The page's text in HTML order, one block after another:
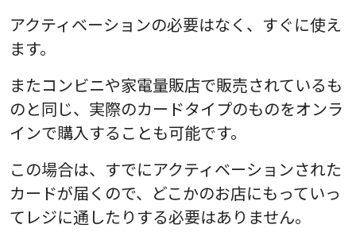
アクティベーションの必要はなく、すぐに使え
ます。
またコンビニや家電量販店で販売されているも
のと同じ、実際のカードタイプのものをオンラ
インで購入することも可能です。
この場合は、すでにアクティベーションされた
カードが届くので、どこかのお店にもっていっ
てレジに通したりする必要はありません。